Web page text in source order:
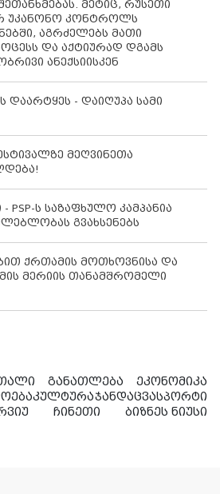
მეტიც, რუსეთი
უკანონო კონტროლს
აგრძელებს მათი
და აქტიურად დგამს
ანექსიისკენ
დაარტყეს - დაიღუპა სამი
მეღვინეთა
PSP-ს საზაფხულო კამპანია
გვახსენებს
ქრთამის მოთხოვნისა და
მერიის თანამშრომელი
განათლება
ეკონომიკა
კულტურაჯანდაცვასპორტი
ჩინეთი ბიზნეს ნიუსი